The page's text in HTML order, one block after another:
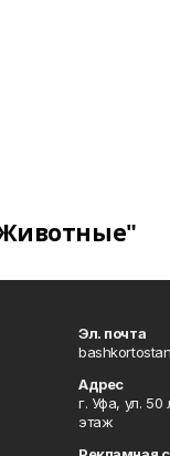
Эл. почта
Адрес
г. Уфа, ул. 50
этаж